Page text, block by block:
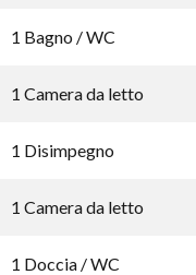
1 Bagno / WC
1 Camera da letto
1 Disimpegno
1 Camera da letto
1 Doccia / WC